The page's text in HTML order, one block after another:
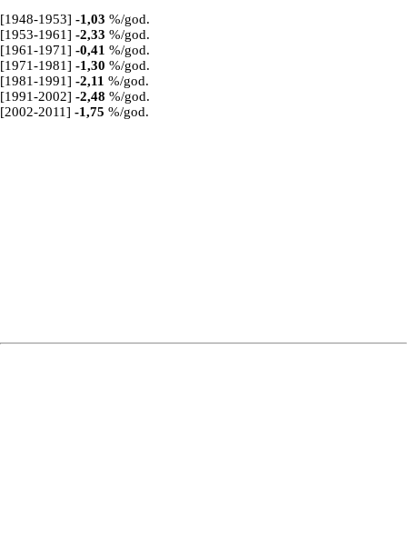
[1948-1953] -1,03 %/god.
[1953-1961] -2,33 %/god.
[1961-1971] -0,41 %/god.
[1971-1981] -1,30 %/god.
[1981-1991] -2,11 %/god.
[1991-2002] -2,48 %/god.
[2002-2011] -1,75 %/god.